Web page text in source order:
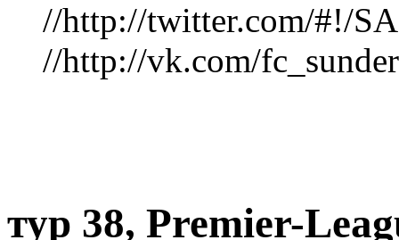
//http://twitter.com/#!/
//http://vk.com/
тур 38, Рremier-